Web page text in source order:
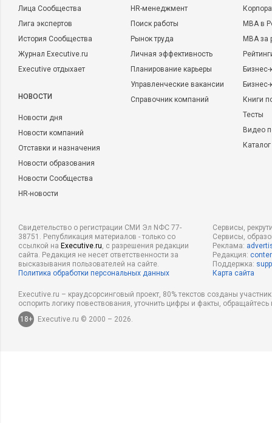
Лица Сообщества
Лига экспертов
История Сообщества
Журнал Executive.ru
Executive отдыхает
НОВОСТИ
Новости дня
Новости компаний
Отставки и назначения
Новости образования
Новости Сообщества
HR-новости
HR-менеджмент
Поиск работы
Рынок труда
Личная эффективность
Планирование карьеры
Управленческие вакансии
Справочник компаний
MBA в
MBA
Бизнес-
Книги
Тесты
Видео
Свидетельство о регистрации СМИ Эл NФС 77-
38751. Републикация материалов - только со
ссылкой на Executive.ru, с разрешения редакции
сайта. Редакция не несет ответственности за
высказывания пользователей на сайте.
Политика обработки персональных данных
Сервисы,
Сервисы,
Реклама:
Редакция:
Поддержка:
Карта сайта
Executive.ru – краудсорсинговый проект, 80% текстов созданы
оспорить логику повествования, уточнить цифры и факты,
18+
Executive.ru © 2000 – 2026.